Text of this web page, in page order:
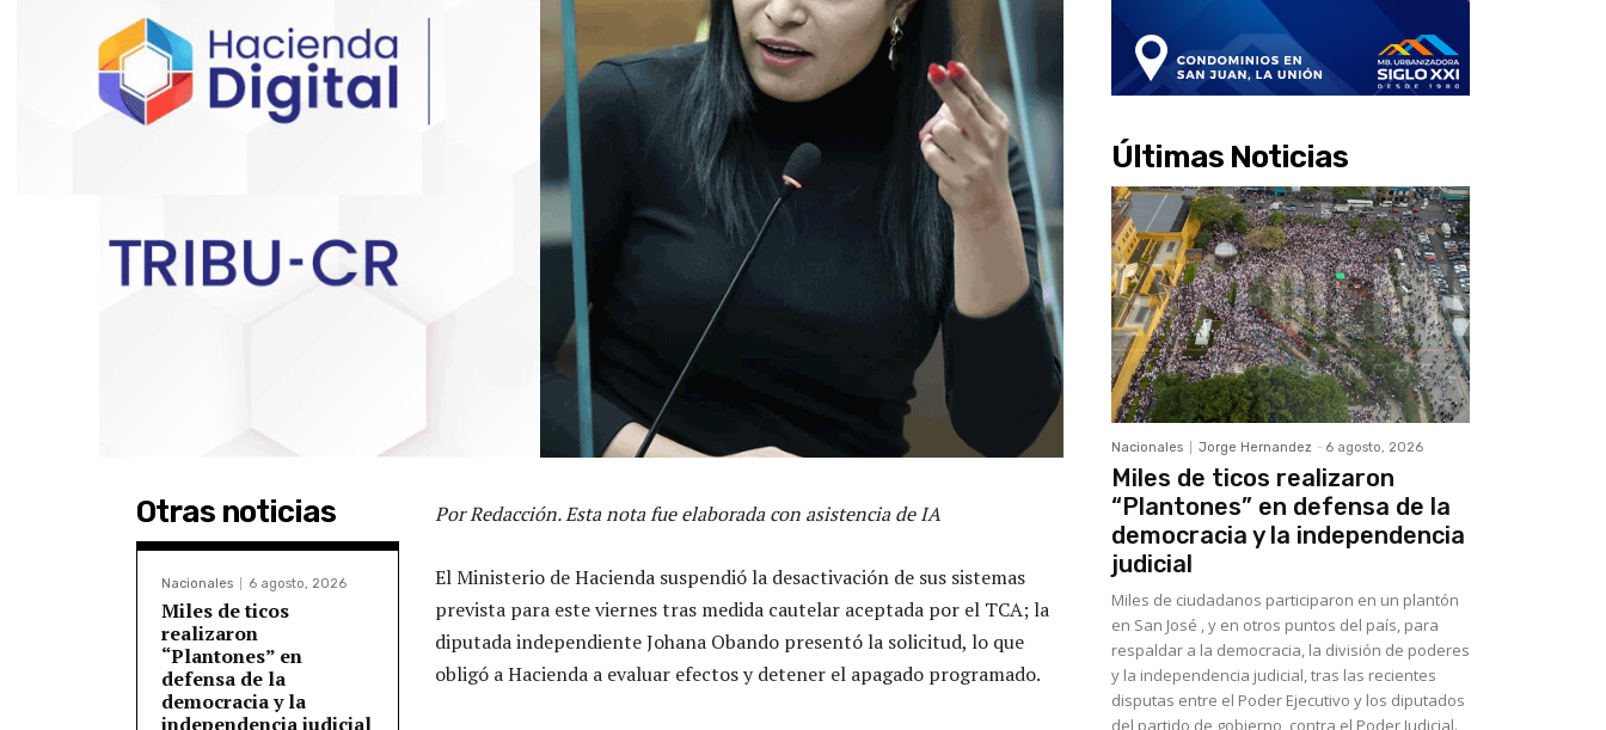
Otras noticias
Nacionales 6 agosto, 2026
Miles de ticos
realizaron
“Plantones” en
defensa de la
democracia y la
independencia judicial
Por Redacción. Esta nota fue elaborada con asistencia de IA
El Ministerio de Hacienda suspendió la desactivación de sus sistemas
prevista para este viernes tras medida cautelar aceptada por el TCA; la
diputada independiente Johana Obando presentó la solicitud, lo que
obligó a Hacienda a evaluar efectos y detener el apagado programado.
Últimas Noticias
Nacionales Jorge Hernandez - 6 agosto, 2026
Miles de ticos realizaron
“Plantones” en defensa de la
democracia y la independencia
judicial
Miles de ciudadanos participaron en un plantón
en San José , y en otros puntos del país, para
respaldar a la democracia, la división de poderes
y la independencia judicial, tras las recientes
disputas entre el Poder Ejecutivo y los diputados
del partido de gobierno, contra el Poder Judicial.